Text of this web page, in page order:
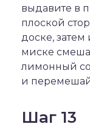
выдавите в
плоской
доске,
миске
лимонный
и
Шаг 13